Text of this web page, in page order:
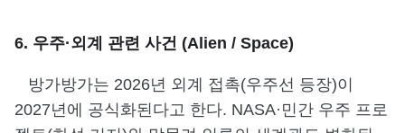
6. 우주·외계 관련 사건 (Alien / Space)
방가방가는 2026년 외계 접촉(우주선 등장)이
2027년에 공식화된다고 한다. NASA·민간 우주 프로